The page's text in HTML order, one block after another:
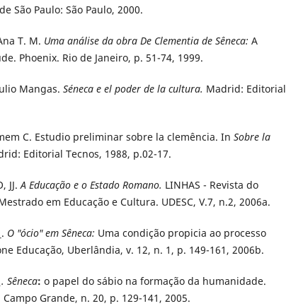
São Paulo: São Paulo, 2000.
T. M. Uma análise da obra De Clementia de Sêneca: A
Phoenix. Rio de Janeiro, p. 51-74, 1999.
Mangas. Séneca e el poder de la cultura. Madrid: Editorial
C. Estudio preliminar sobre la clemência. In Sobre la
Editorial Tecnos, 1988, p.02-17.
JJ.A Educação e o Estado Romano. LINHAS - Revista do
em Educação e Cultura. UDESC, V.7, n.2, 2006a.
O "ócio" em Sêneca: Uma condição propicia ao processo
Educação, Uberlândia, v. 12, n. 1, p. 149-161, 2006b.
Sêneca: o papel do sábio na formação da humanidade.
Grande, n. 20, p. 129-141, 2005.